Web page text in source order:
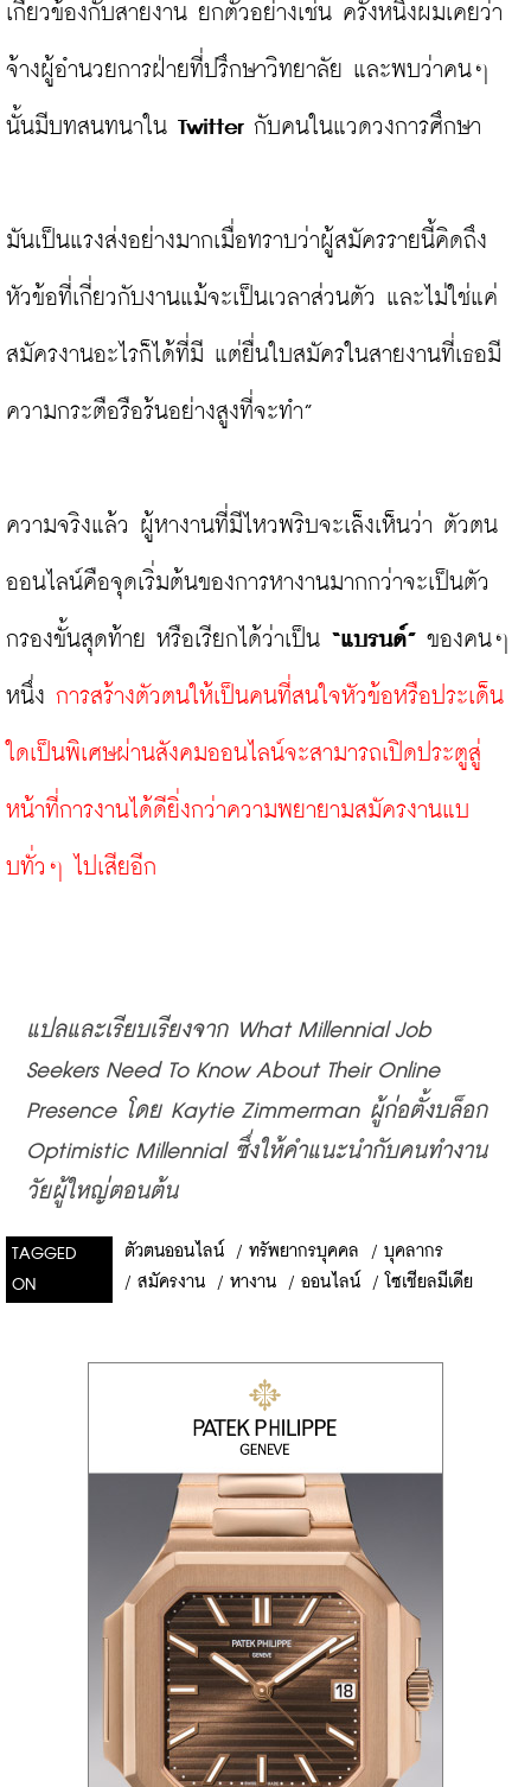
เกี่ยวข้องกับสายงาน ยกตัวอย่างเช่น ครั้งหนึ่งผมเคยว่า
จ้างผู้อำนวยการฝ่ายที่ปรึกษาวิทยาลัย และพบว่าคนๆ
นั้นมีบทสนทนาใน Twitter กับคนในแวดวงการศึกษา
มันเป็นแรงส่งอย่างมากเมื่อทราบว่าผู้สมัครรายนี้คิดถึง
หัวข้อที่เกี่ยวกับงานแม้จะเป็นเวลาส่วนตัว และไม่ใช่แค่
สมัครงานอะไรก็ได้ที่มี แต่ยื่นใบสมัครในสายงานที่เธอมี
ความกระตือรือร้นอย่างสูงที่จะทำ”
ความจริงแล้ว ผู้หางานที่มีไหวพริบจะเล็งเห็นว่า ตัวตน
ออนไลน์คือจุดเริ่มต้นของการหางานมากกว่าจะเป็นตัว
กรองขั้นสุดท้าย หรือเรียกได้ว่าเป็น “แบรนด์” ของคนๆ
หนึ่ง การสร้างตัวตนให้เป็นคนที่สนใจหัวข้อหรือประเด็น
ใดเป็นพิเศษผ่านสังคมออนไลน์จะสามารถเปิดประตูสู่
หน้าที่การงานได้ดียิ่งกว่าความพยายามสมัครงานแบ
บทั่วๆ ไปเสียอีก
แปลและเรียบเรียงจาก What Millennial Job
Seekers Need To Know About Their Online
Presence โดย Kaytie Zimmerman ผู้ก่อตั้งบล็อก
Optimistic Millennial ซึ่งให้คำแนะนำกับคนทำงาน
วัยผู้ใหญ่ตอนต้น
TAGGED
ON
ตัวตนออนไลน์ / ทรัพยากรบุคคล / บุคลากร
/ สมัครงาน / หางาน / ออนไลน์ / โซเชียลมีเดีย